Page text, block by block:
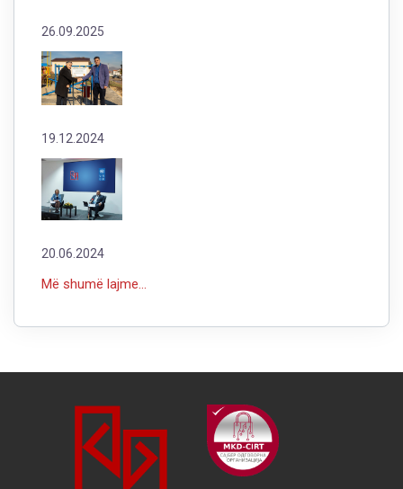
26.09.2025
19.12.2024
20.06.2024
Më shumë lajme...